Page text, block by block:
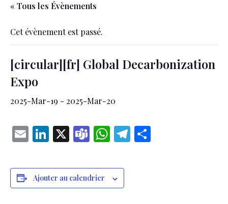
« Tous les Évènements
Cet évènement est passé.
[circular][fr] Global Decarbonization
Expo
2025-Mar-19 - 2025-Mar-20
EmailLinkedIn
X Teams
WhatsApp
Telegram
Ajouter au calendrier